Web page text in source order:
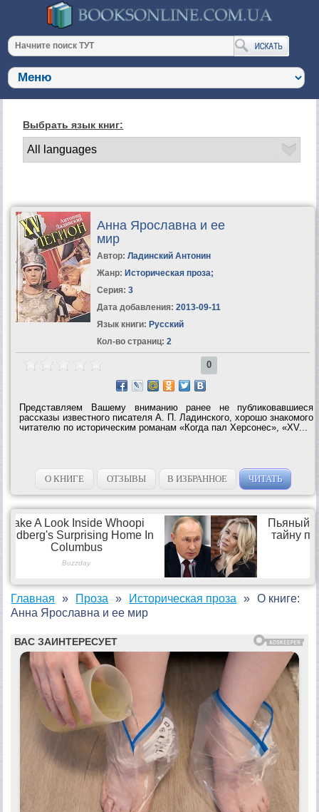
Выбрать язык книг:
Анна Ярославна и ее
мир
Автор: Ладинский Антонин
Жанр: Историческая проза;
Серия: 3
Дата добавления: 2013-09-11
Язык книги: Русский
Кол-во страниц: 2
0
Представляем Вашему вниманию ранее не публиковавшиеся
рассказы известного писателя А. П. Ладинского, хорошо знакомого
читателю по историческим романам «Когда пал Херсонес», «XV...
О КНИГЕ ОТЗЫВЫ В ИЗБРАННОЕ ЧИТАТЬ
Главная Проза Историческая проза
О книге:
Анна Ярославна и ее мир